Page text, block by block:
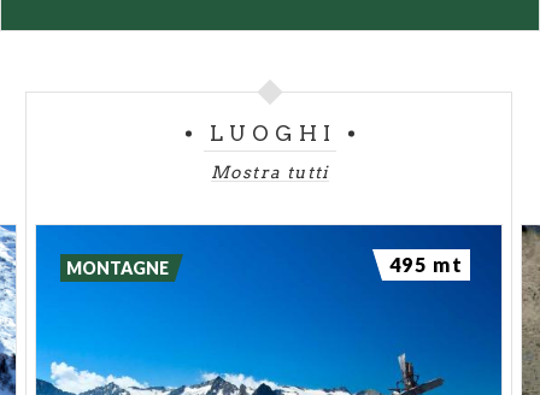
LUOGHI
Mostra tutti
MONTAGNE 495 mt